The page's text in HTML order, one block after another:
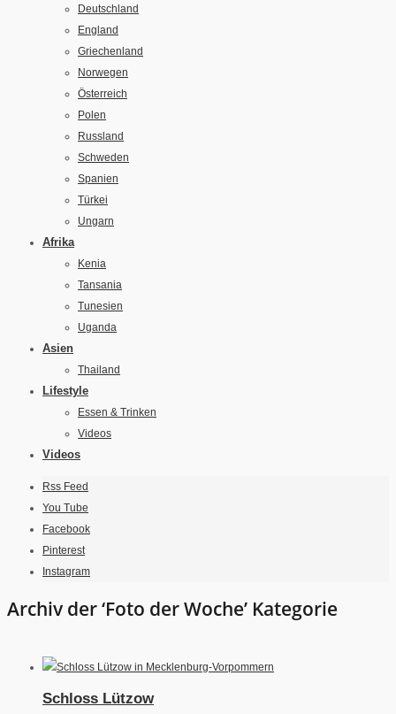
Deutschland
England
Griechenland
Norwegen
Österreich
Polen
Russland
Schweden
Spanien
Türkei
Ungarn
Afrika
Kenia
Tansania
Tunesien
Uganda
Asien
Thailand
Lifestyle
Essen & Trinken
Videos
Videos
Rss Feed
You Tube
Facebook
Pinterest
Instagram
Archiv der ‘Foto der Woche’ Kategorie
Schloss Lützow